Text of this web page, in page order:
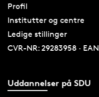
Profil
Institutter og centre
Ledige stillinger
CVR-NR: 29283958 · EAN
Uddannelser på SDU